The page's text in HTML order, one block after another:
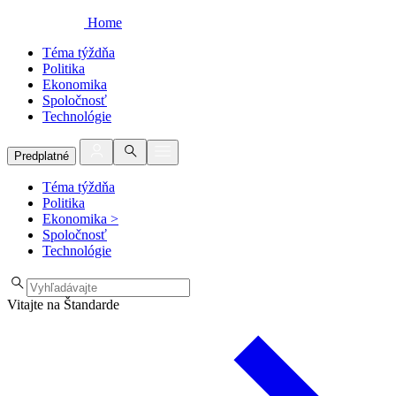
Home
Téma týždňa
Politika
Ekonomika
Spoločnosť
Technológie
Predplatné
Téma týždňa
Politika
Ekonomika >
Spoločnosť
Technológie
Vitajte na Štandarde